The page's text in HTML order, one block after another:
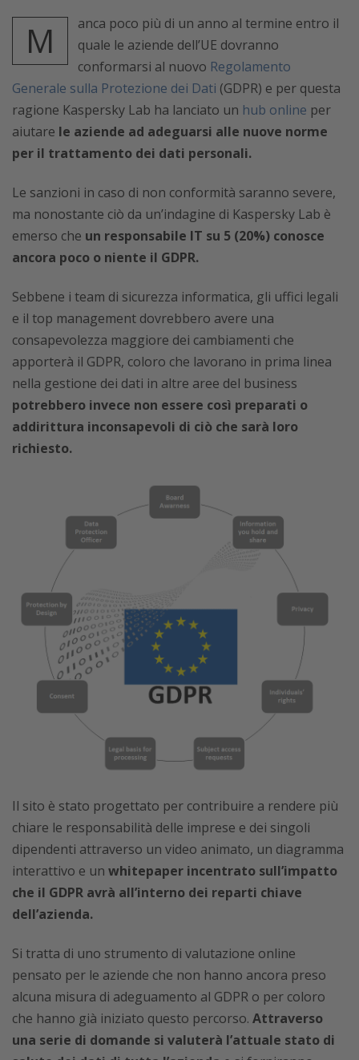
M
anca poco più di un anno al termine entro il
quale le aziende dell’UE dovranno
conformarsi al nuovo Regolamento
Generale sulla Protezione dei Dati (GDPR) e per questa
ragione Kaspersky Lab ha lanciato un hub online per
aiutare le aziende ad adeguarsi alle nuove norme
per il trattamento dei dati personali.
Le sanzioni in caso di non conformità saranno severe,
ma nonostante ciò da un’indagine di Kaspersky Lab è
emerso che un responsabile IT su 5 (20%) conosce
ancora poco o niente il GDPR.
Sebbene i team di sicurezza informatica, gli uffici legali
e il top management dovrebbero avere una
consapevolezza maggiore dei cambiamenti che
apporterà il GDPR, coloro che lavorano in prima linea
nella gestione dei dati in altre aree del business
potrebbero invece non essere così preparati o
addirittura inconsapevoli di ciò che sarà loro
richiesto.
Il sito è stato progettato per contribuire a rendere più
chiare le responsabilità delle imprese e dei singoli
dipendenti attraverso un video animato, un diagramma
interattivo e un whitepaper incentrato sull’impatto
che il GDPR avrà all’interno dei reparti chiave
dell’azienda.
Si tratta di uno strumento di valutazione online
pensato per le aziende che non hanno ancora preso
alcuna misura di adeguamento al GDPR o per coloro
che hanno già iniziato questo percorso. Attraverso
una serie di domande si valuterà l’attuale stato di